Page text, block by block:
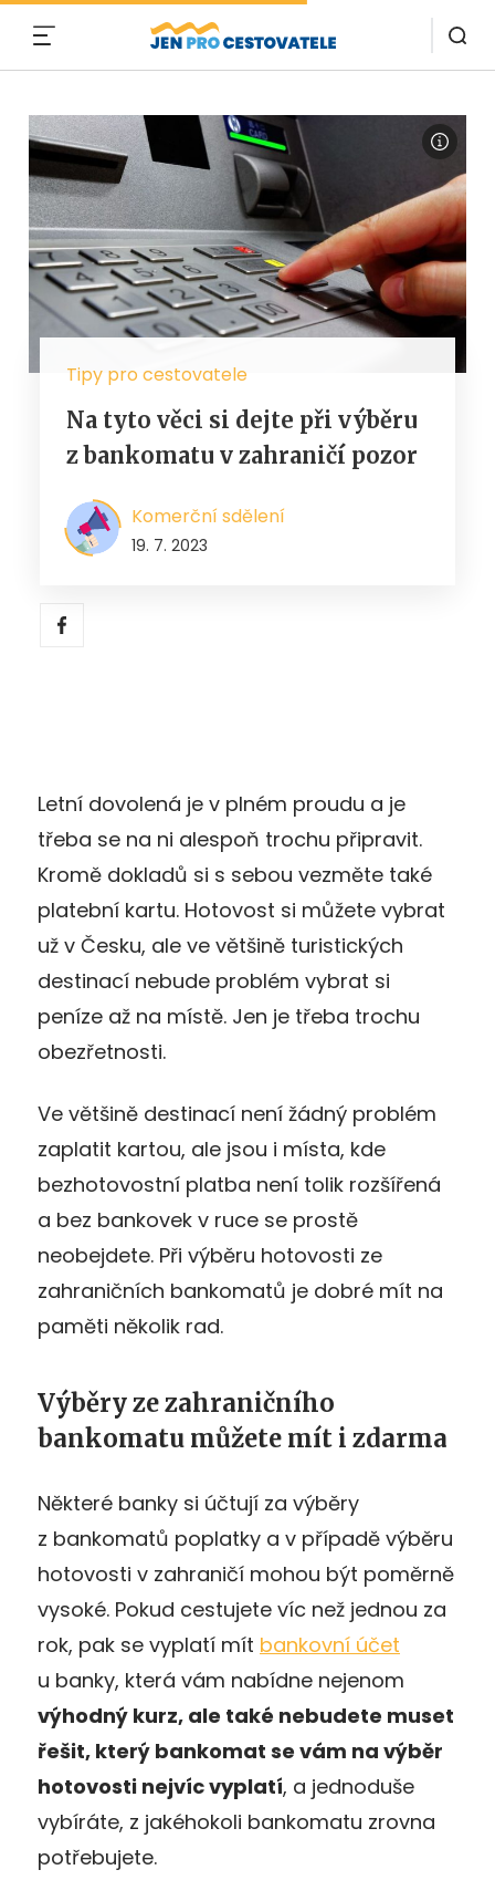
Tipy pro cestovatele
Na tyto věci si dejte při výběru
z bankomatu v zahraničí pozor
Komerční sdělení
19. 7. 2023
Letní dovolená je v plném proudu a je
třeba se na ni alespoň trochu připravit.
Kromě dokladů si s sebou vezměte také
platební kartu. Hotovost si můžete vybrat
už v Česku, ale ve většině turistických
destinací nebude problém vybrat si
peníze až na místě. Jen je třeba trochu
obezřetnosti.
Ve většině destinací není žádný problém
zaplatit kartou, ale jsou i místa, kde
bezhotovostní platba není tolik rozšířená
a bez bankovek v ruce se prostě
neobejdete. Při výběru hotovosti ze
zahraničních bankomatů je dobré mít na
paměti několik rad.
Výběry ze zahraničního
bankomatu můžete mít i zdarma
Některé banky si účtují za výběry
z bankomatů poplatky a v případě výběru
hotovosti v zahraničí mohou být poměrně
vysoké. Pokud cestujete víc než jednou za
rok, pak se vyplatí mít bankovní účet
u banky, která vám nabídne nejenom
výhodný kurz, ale také nebudete muset
řešit, který bankomat se vám na výběr
hotovosti nejvíc vyplatí, a jednoduše
vybíráte, z jakéhokoli bankomatu zrovna
potřebujete.